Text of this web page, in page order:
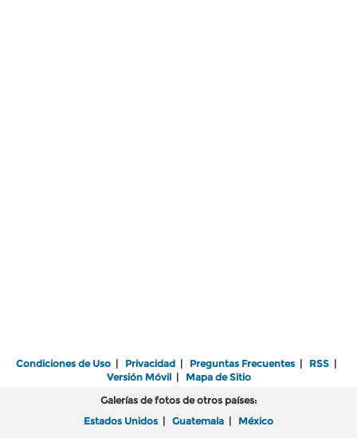
Condiciones de Uso | Privacidad | Preguntas Frecuentes | RSS |
Versión Móvil| Mapa de Sitio
Galerías de fotos de otros países:
Estados Unidos | Guatemala | México